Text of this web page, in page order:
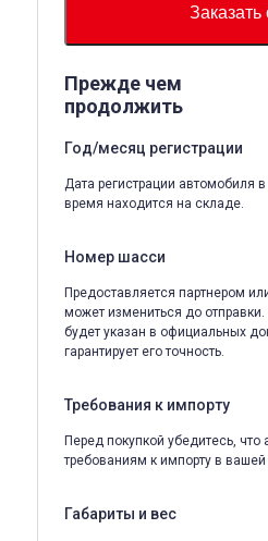
Заказать
Прежде чем
продолжить
Год/месяц регистрации
Дата регистрации автомобиля
время находится на складе.
Номер шасси
Предоставляется партнером
может измениться до
будет указан в официальных
гарантирует его точность.
Требования к импорту
Перед покупкой убедитесь, что
требованиям к импорту в вашей
Габариты и вес